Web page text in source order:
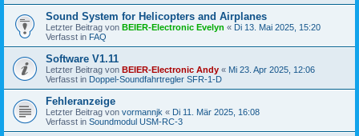
Sound System for Helicopters and Airplanes
Letzter Beitrag von BEIER-Electronic Evelyn « Di 13. Mai 2025, 15:20
Verfasst in FAQ
Software V1.11
Letzter Beitrag von BEIER-Electronic Andy « Mi 23. Apr 2025, 12:06
Verfasst in Doppel-Soundfahrtregler SFR-1-D
Fehleranzeige
Letzter Beitrag von vormannjk « Di 11. Mär 2025, 16:08
Verfasst in Soundmodul USM-RC-3